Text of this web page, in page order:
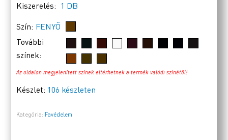
Kiszerelés: 1 DB
Szín: FENYŐ
További
színek:
Az oldalon megjelenített színek eltérhetnek a termék valódi színétől!
Készlet: 106 készleten
Kategória: Favédelem